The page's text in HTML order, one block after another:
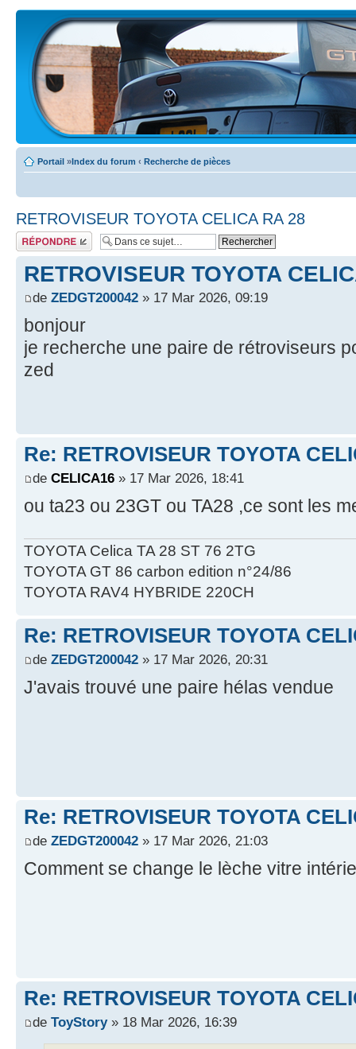
Portail »Index du forum ‹ Recherche de pièces
RETROVISEUR TOYOTA CELICA RA 28
Écrire un
commentaire
RETROVISEUR TOYOTA
de ZEDGT200042 » 17 Mar 2026, 09:19
bonjour
je recherche une paire de rétroviseurs
zed
Re: RETROVISEUR TOYOTA
de CELICA16 » 17 Mar 2026, 18:41
ou ta23 ou 23GT ou TA28 ,ce sont les
TOYOTA Celica TA 28 ST 76 2TG
TOYOTA GT 86 carbon edition n°24/86
TOYOTA RAV4 HYBRIDE 220CH
Re: RETROVISEUR TOYOTA
de ZEDGT200042 » 17 Mar 2026, 20:31
J'avais trouvé une paire hélas vendue
Re: RETROVISEUR TOYOTA
de ZEDGT200042 » 17 Mar 2026, 21:03
Comment se change le lèche vitre
Re: RETROVISEUR TOYOTA
de ToyStory» 18 Mar 2026, 16:39